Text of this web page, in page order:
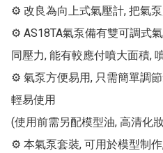
⚙ 改良為向上式氣壓計, 把氣
⚙ AS18TA氣泵備有雙可調式
同壓力, 能有較應付噴大面積,
⚙ 氣泵方便易用, 只需簡單調
輕易使用
(使用前需另配模型油, 高清化
⚙ 本氣泵套裝, 可用於模型制